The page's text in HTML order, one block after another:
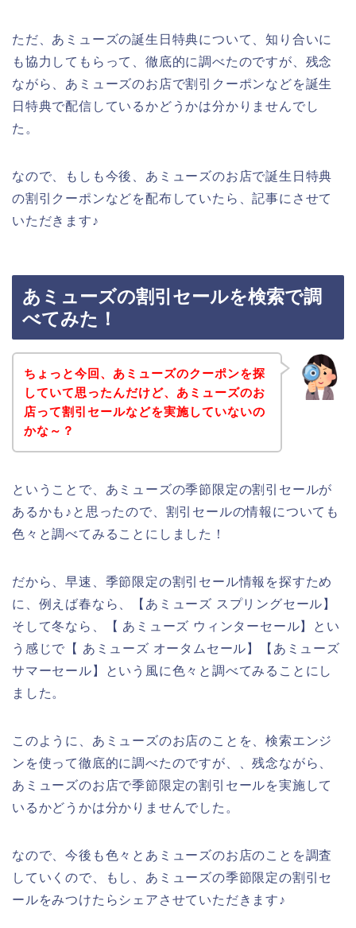
ただ、あミューズの誕生日特典について、知り合いに
も協力してもらって、徹底的に調べたのですが、残念
ながら、あミューズのお店で割引クーポンなどを誕生
日特典で配信しているかどうかは分かりませんでし
た。
なので、もしも今後、あミューズのお店で誕生日特典
の割引クーポンなどを配布していたら、記事にさせて
いただきます♪
あミューズの割引セールを検索で調
べてみた！
ちょっと今回、あミューズのクーポンを探
していて思ったんだけど、あミューズのお
店って割引セールなどを実施していないの
かな～？
ということで、あミューズの季節限定の割引セールが
あるかも♪と思ったので、割引セールの情報についても
色々と調べてみることにしました！
だから、早速、季節限定の割引セール情報を探すため
に、例えば春なら、【あミューズ スプリングセール】
そして冬なら、【 あミューズ ウィンターセール】とい
う感じで【 あミューズ オータムセール】【あミューズ
サマーセール】という風に色々と調べてみることにし
ました。
このように、あミューズのお店のことを、検索エンジ
ンを使って徹底的に調べたのですが、、残念ながら、
あミューズのお店で季節限定の割引セールを実施して
いるかどうかは分かりませんでした。
なので、今後も色々とあミューズのお店のことを調査
していくので、もし、あミューズの季節限定の割引セ
ールをみつけたらシェアさせていただきます♪